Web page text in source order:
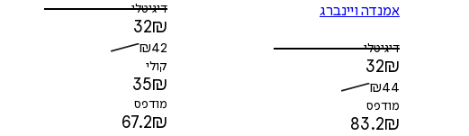
אמנדה ויינברג
דיגיטלי
32₪
₪44
מודפס
83.2₪
דיגיטלי
32₪
₪42
קולי
35₪
מודפס
67.2₪